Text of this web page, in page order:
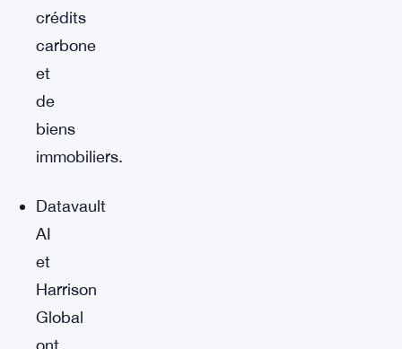
crédits
carbone
et
de
biens
immobiliers.
Datavault
AI
et
Harrison
Global
ont